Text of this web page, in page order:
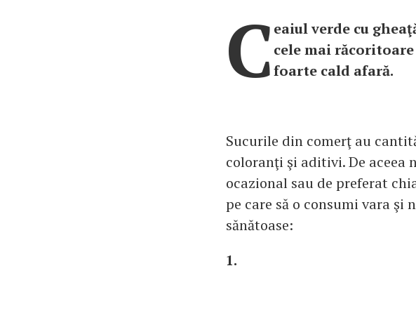
C eaiul verde cu
cele mai
foarte cald afară.
Sucurile din comerţ au
coloranţi şi aditivi. De aceea
ocazional sau de preferat
pe care să o consumi vara
sănătoase:
1.